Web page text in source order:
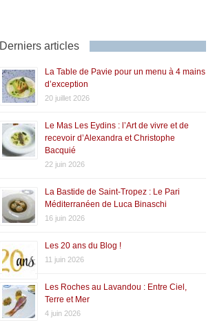
Derniers articles
La Table de Pavie pour un menu à 4 mains
d’exception
20 juillet 2026
Le Mas Les Eydins : l’Art de vivre et de
recevoir d’Alexandra et Christophe
Bacquié
22 juin 2026
La Bastide de Saint-Tropez : Le Pari
Méditerranéen de Luca Binaschi
16 juin 2026
Les 20 ans du Blog !
11 juin 2026
Les Roches au Lavandou : Entre Ciel,
Terre et Mer
4 juin 2026